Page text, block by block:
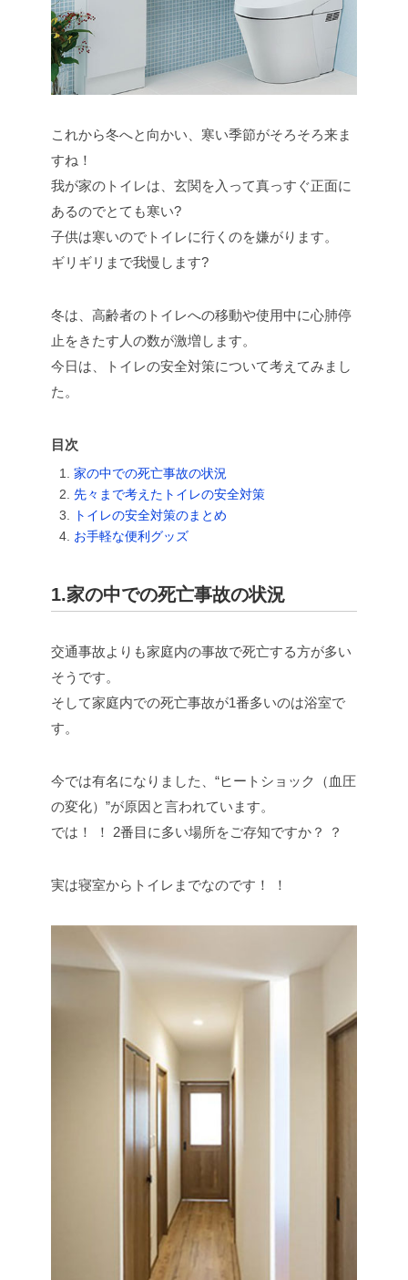
これから冬へと向かい、寒い季節がそろそろ来ま
すね！
我が家のトイレは、玄関を入って真っすぐ正面に
あるのでとても寒い?
子供は寒いのでトイレに行くのを嫌がります。
ギリギリまで我慢します?
冬は、高齢者のトイレへの移動や使用中に心肺停
止をきたす人の数が激増します。
今日は、トイレの安全対策について考えてみまし
た。
目次
家の中での死亡事故の状況
先々まで考えたトイレの安全対策
トイレの安全対策のまとめ
お手軽な便利グッズ
1.家の中での死亡事故の状況
交通事故よりも家庭内の事故で死亡する方が多い
そうです。
そして家庭内での死亡事故が1番多いのは浴室で
す。
今では有名になりました、“ヒートショック（血圧
の変化）”が原因と言われています。
では！ ！ 2番目に多い場所をご存知ですか？ ？
実は寝室からトイレまでなのです！ ！